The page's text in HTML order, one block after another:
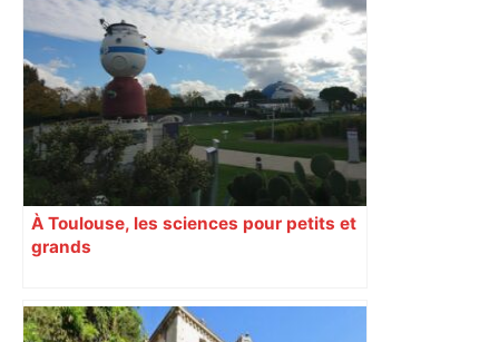
Capilla en bleu ciel pour combien de
temps encore ? Toulouse et l'UBB aux
aguets – Rugbynistere
À Toulouse, les sciences pour petits et
grands